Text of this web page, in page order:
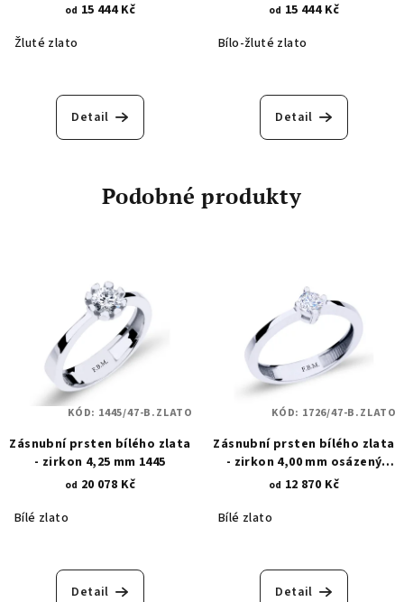
1968
od 15 444 Kč
Žluté zlato
Detail
zirkon 6,00 mm se 6 krapnami
od 15 444 Kč
Bílo-žluté zlato
Detail
Podobné produkty
Zásnubní prsten bílého zlata
- zirkon 4,25 mm 1445
od 20 078 Kč
Bílé zlato
Detail
KÓD: 1445/47-B.ZLATO
Zásnubní prsten bílého zlata
- zirkon 4,00 mm osázený
krapnami 1726
od 12 870 Kč
Bílé zlato
Detail
KÓD: 1726/47-B.ZLATO